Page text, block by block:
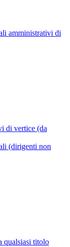
amministrativi di
di vertice (da
(dirigenti non
qualsiasi titolo